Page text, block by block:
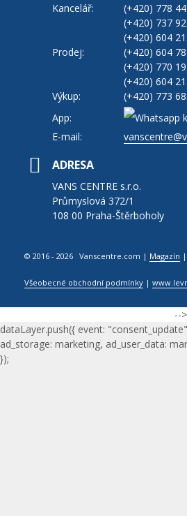
Kancelář: (+420) 778
(+420) 737
(+420) 604
Prodej:
(+420) 604
(+420) 770
(+420) 604
Výkup:
(+420) 773
App:
E-mail:
ADRESA
VANS CENTRE s.r.o.
Průmyslová 372/1
108 00 Praha-Štěrboholy
© 2016 - 2026 Vanscentre.com | Magazín |
Všeobecné obchodní podmínky |
-->
dataLayer.push({ event:
ad_storage: marketing, ad_user_data:
});